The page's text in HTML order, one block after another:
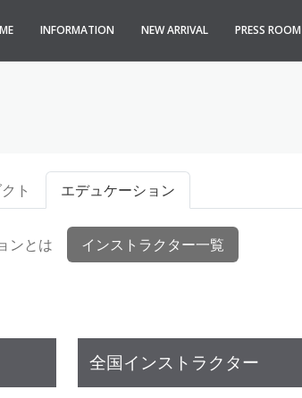
INFORMATION NEW ARRIVAL PRESS ROOM
ト エデュケーション
ンとは インストラクター一覧
全国インストラクター